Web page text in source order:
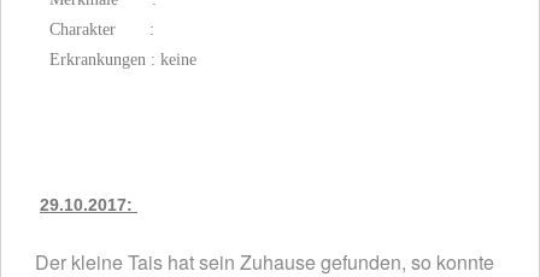
Charakter :
Erkrankungen : keine
29.10.2017:
Der kleine Tais hat sein Zuhause gefunden, so konnte